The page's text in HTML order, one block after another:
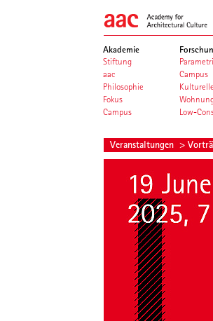
Akademie
Stiftung
aac
Philosophie
Fokus
Campus
Campus
Low-
Veranstaltungen >